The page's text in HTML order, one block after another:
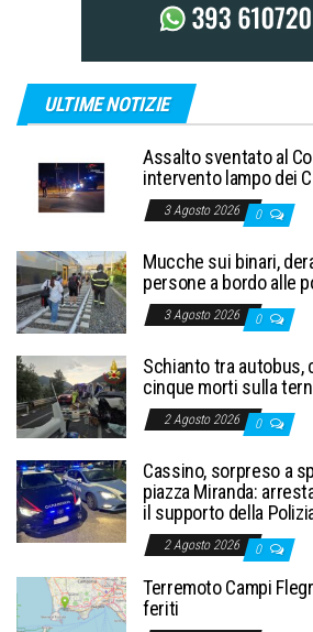
ULTIME NOTIZIE
Assalto sventato al
intervento lampo dei
3 Agosto 2026 0
Mucche sui binari,
persone a bordo alle
3 Agosto 2026 0
Schianto tra autobus,
cinque morti sulla
2 Agosto 2026 0
Cassino, sorpreso a
piazza Miranda:
il supporto della
2 Agosto 2026 0
Terremoto Campi
feriti